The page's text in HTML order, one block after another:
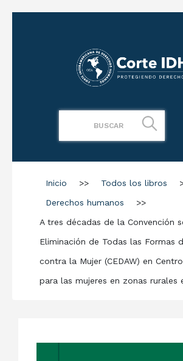
Inicio >> Todos los libros
Derechos humanos
>>
A tres décadas de la Convención
Eliminación de Todas las Formas
contra la Mujer (CEDAW) en
para las mujeres en zonas rurales